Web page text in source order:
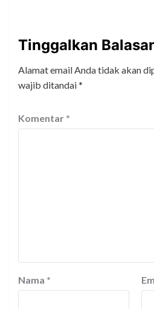
Tinggalkan
Alamat email Anda tidak akan
wajib ditandai*
Komentar *
Nama *